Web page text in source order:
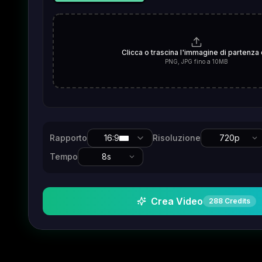
Clicca o trascina l'immagine di partenza
PNG, JPG fino a 10MB
Rapporto 16:9 Risoluzione
720p
Tempo
8s
Crea Video 288 Credits